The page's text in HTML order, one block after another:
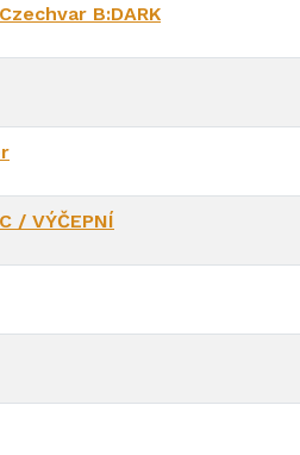
B:DARK
/ VÝČEPNÍ